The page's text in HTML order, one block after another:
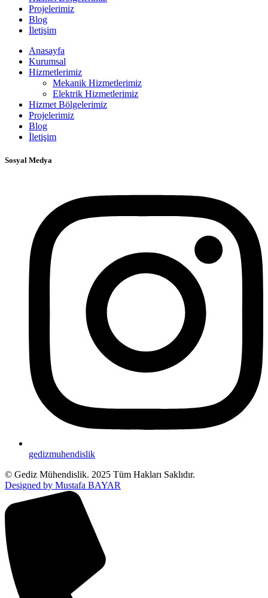
Projelerimiz
Blog
İletişim
Anasayfa
Kurumsal
Hizmetlerimiz
Mekanik Hizmetlerimiz
Elektrik Hizmetlerimiz
Hizmet Bölgelerimiz
Projelerimiz
Blog
İletişim
Sosyal Medya
gedizmuhendislik
© Gediz Mühendislik. 2025 Tüm Hakları Saklıdır.
Designed by Mustafa BAYAR